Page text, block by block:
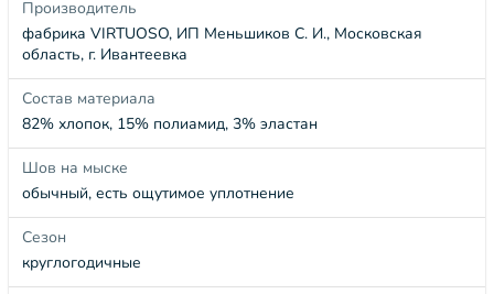
Производитель
фабрика VIRTUOSO, ИП Меньшиков С. И., Московская
область, г. Ивантеевка
Состав материала
82% хлопок, 15% полиамид, 3% эластан
Шов на мыске
обычный, есть ощутимое уплотнение
Сезон
круглогодичные